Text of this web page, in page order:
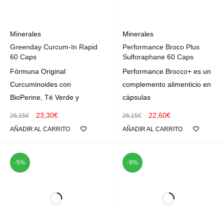
Minerales
Greenday Curcum-In Rapid
60 Caps
Fórmuna Original
Curcuminoides con
BioPerine, Té Verde y
26,15€ 23,30€
AÑADIR AL CARRITO
Minerales
Performance Broco Plus
Sulforaphane 60 Caps
Performance Brocco+ es un
complemento alimenticio en
cápsulas
26,15€ 22,60€
AÑADIR AL CARRITO
-5% -9%